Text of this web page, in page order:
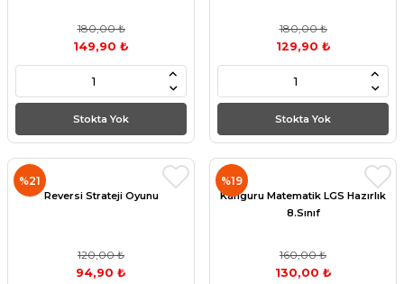
180,00 ₺
149,90 ₺
Stokta Yok
180,00 ₺
129,90 ₺
Stokta Yok
%21
Reversi Strateji Oyunu
120,00 ₺
94,90 ₺
%19
Kanguru Matematik LGS Hazırlık
8.Sınıf
160,00 ₺
130,00 ₺